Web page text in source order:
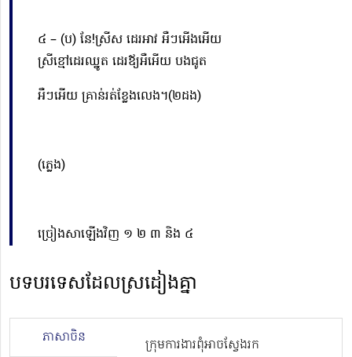
៤ – (ប) នែ!ស្រីស ដេរអាវ អឺៗអើងអើយ
ស្រីខ្មៅដេរឈ្នូត ដេរឪ្យអឺអើយ បងជូត
អឺៗអើយ គ្រាន់រត់ខ្លែងលេង។(២ដង)
(ភ្លេង)
ច្រៀងសាឡើងវិញ ១ ២ ៣ និង ៤
បទបរទេសដែលស្រដៀងគ្នា
ភាសាចិន
ក្រុមការងារពុំអាចស្វែងរក